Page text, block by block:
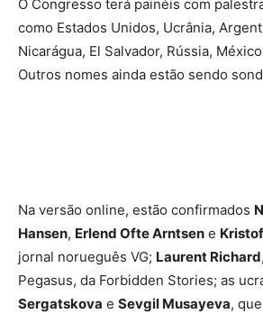
O Congresso terá painéis com
como Estados Unidos, Ucrânia,
Nicarágua, El Salvador, Rússia,
Outros nomes ainda estão sendo
Na versão online, estão confirmados
Hansen, Erlend Ofte Arntsen e
jornal norueguês VG; Laurent Richard
Pegasus, da Forbidden Stories; as
Sergatskova e Sevgil Musayeva,